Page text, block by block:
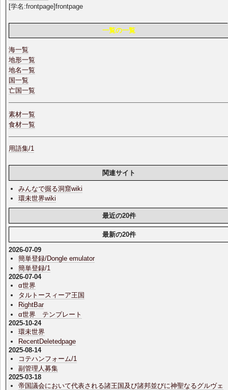
[学名:frontpage]frontpage
一覧の一覧
海一覧
地形一覧
地名一覧
国一覧
亡国一覧
素材一覧
食材一覧
用語集/1
関連サイト
みんなで掘る洞窟wiki
環未世界wiki
最近の20件
最新の20件
2026-07-09
簡単登録/Dongle emulator
簡単登録/1
2026-07-04
α世界
タルトースィーア王国
RightBar
α世界 テンプレート
2025-10-24
環未世界
RecentDeletedpage
2025-08-14
コテハンフォーム/1
副管理人募集
2025-03-18
帝国議会において代表される諸王国及び諸邦並びに神聖なるグルヴェ